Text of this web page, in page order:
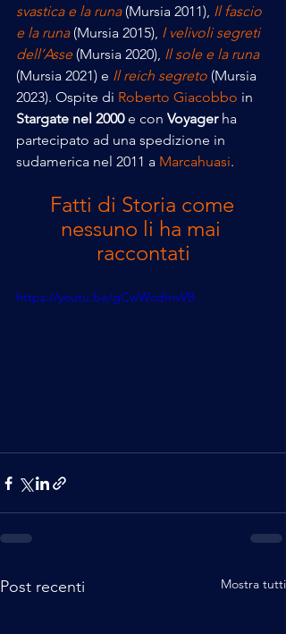
svastica e la runa (Mursia 2011), Il fascio
e la runa (Mursia 2015), I velivoli segreti
dell’Asse (Mursia 2020), Il sole e la runa
(Mursia 2021) e Il reich segreto (Mursia
2023). Ospite di Roberto Giacobbo in
Stargate nel 2000 e con Voyager ha
partecipato ad una spedizione in
sudamerica nel 2011 a Marcahuasi.
Fatti di Storia come
nessuno li ha mai
raccontati
https://youtu.be/gCwWcdInvV8
Post recenti Mostra tutti